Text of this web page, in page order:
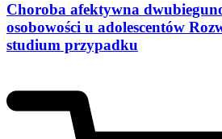
Choroba afektywna
osobowości u adolescentów
studium przypadku